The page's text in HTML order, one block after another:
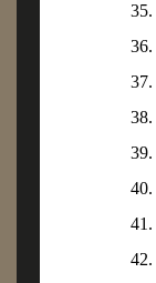
35.
36.
37.
38.
39.
40.
41.
42.